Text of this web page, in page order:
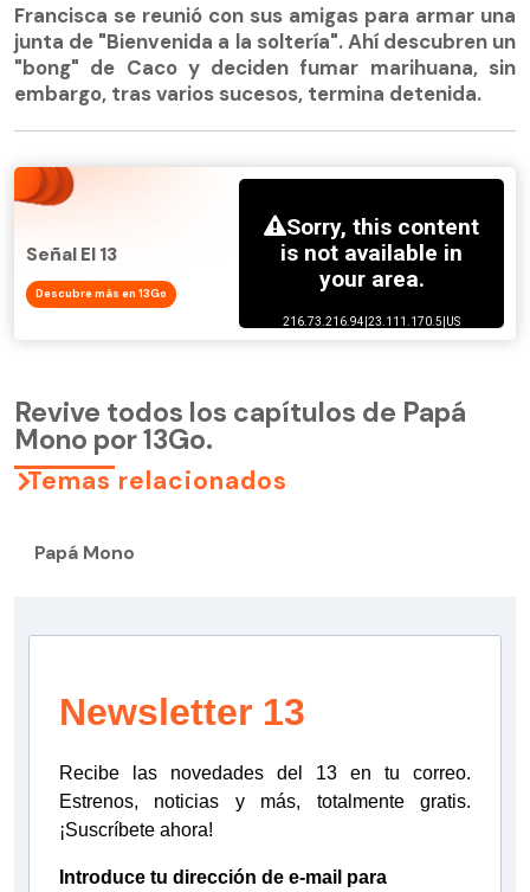
Francisca se reunió con sus amigas para armar una
junta de "Bienvenida a la soltería". Ahí descubren un
"bong" de Caco y deciden fumar marihuana, sin
embargo, tras varios sucesos, termina detenida.
Señal El 13
Descubre más en 13Go
Revive todos los capítulos de Papá
Mono por 13Go.
Temas relacionados
Papá Mono
Newsletter 13
Recibe las novedades del 13 en tu correo.
Estrenos, noticias y más, totalmente gratis.
¡Suscríbete ahora!
Introduce tu dirección de e-mail para